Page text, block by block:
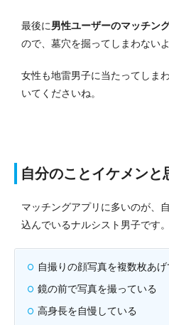
最後に男性ユーザーのマッチン
ので、墓穴を掘ってしまわない
女性も地雷男子に当たってしま
いてくださいね。
自分のことイケメンと
マッチングアプリに多いのが、
込んでいるナルシスト男子です。
自撮りの顔写真を複数枚あげ
鏡の前で写真を撮っている
高身長を自慢している